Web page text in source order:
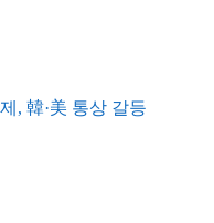
, 韓·美 통상 갈등